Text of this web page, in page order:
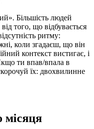
Більшість людей
того, що відбувається
ритму:
коли згадаєш, що він
контекст вистигає, і
ти впав/впала в
їх: двохвилинне
місяця